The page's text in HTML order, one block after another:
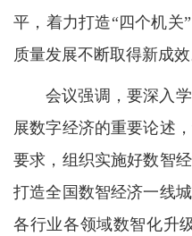
平，着力打造“四个机关
质量发展不断取得新成效
会议强调，要深入
展数字经济的重要论述
要求，组织实施好数智
打造全国数智经济一线
各行业各领域数智化升